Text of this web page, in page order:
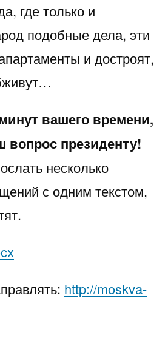
где только и
подобные дела, эти
и достроят,
вашего времени,
вопрос президенту!
несколько
с одним текстом,
http://moskva-